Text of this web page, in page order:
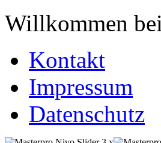
Willkommen
Kontakt
Impressum
Datenschutz